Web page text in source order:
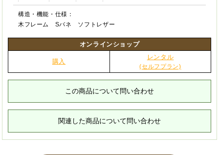
構造・機能・仕様：
木フレーム Sバネ ソフトレザー
オンラインショップ
購入
レンタル
(セルフプラン)
この商品について問い合わせ
関連した商品について問い合わせ